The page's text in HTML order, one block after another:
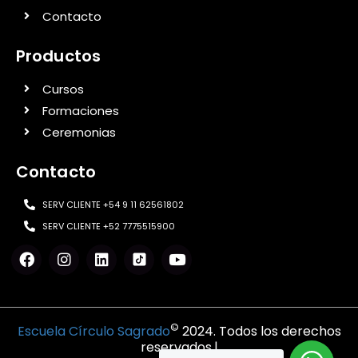
Contacto
Productos
Cursos
Formaciones
Ceremonias
Contacto
SERV CLIENTE +54 9 11 62561802
SERV CLIENTE +52 7775515900
Escuela Círculo Sagrado© 2024. Todos los derechos
reservados.|